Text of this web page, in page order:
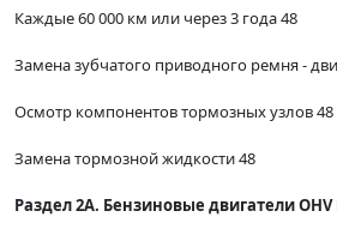
Каждые 60 000 км или через 3 года 48
Замена зубчатого приводного ремня -
Осмотр компонентов тормозных узлов 48
Замена тормозной жидкости 48
Раздел 2А. Бензиновые двигатели OHV